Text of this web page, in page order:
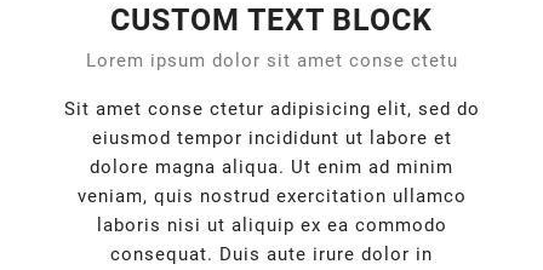
CUSTOM TEXT BLOCK
Lorem ipsum dolor sit amet conse ctetu
Sit amet conse ctetur adipisicing elit, sed do
eiusmod tempor incididunt ut labore et
dolore magna aliqua. Ut enim ad minim
veniam, quis nostrud exercitation ullamco
laboris nisi ut aliquip ex ea commodo
consequat. Duis aute irure dolor in